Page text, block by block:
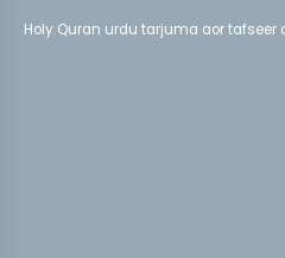
Holy Quran urdu tarjuma aor tafseer